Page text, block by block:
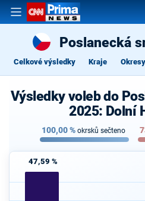
Poslanecká
Celkové výsledky Kraje Okresy
Výsledky voleb do
2025: Dolní
100,00% okrsků sečteno
47,59 %